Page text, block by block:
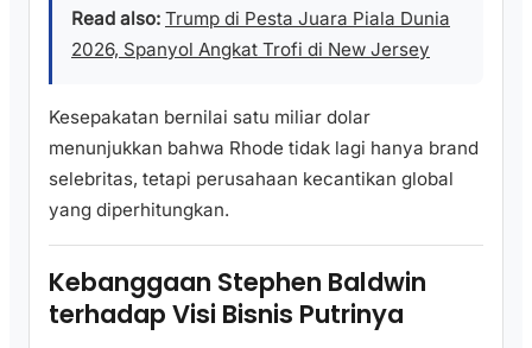
Read also: Trump di Pesta Juara Piala Dunia
2026, Spanyol Angkat Trofi di New Jersey
Kesepakatan bernilai satu miliar dolar
menunjukkan bahwa Rhode tidak lagi hanya brand
selebritas, tetapi perusahaan kecantikan global
yang diperhitungkan.
Kebanggaan Stephen Baldwin
terhadap Visi Bisnis Putrinya